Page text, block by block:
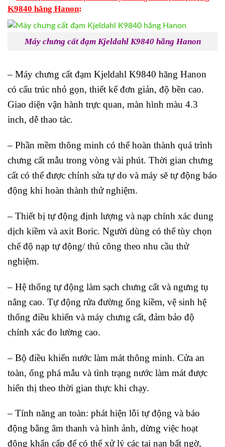
K9840 hãng Hanon:
Máy chưng cất đạm Kjeldahl K9840 hãng Hanon
– Máy chưng cất đạm Kjeldahl K9840 hãng Hanon
có cấu trúc nhỏ gọn, thiết kế đơn giản, độ bền cao.
Giao diện vận hành trực quan, màn hình màu 4.3
inch, dễ thao tác.
– Phần mềm thông minh có thể hoàn thành quá trình
chưng cất mẫu trong vòng vài phút. Thời gian chưng
cất có thể được chỉnh sửa tự do và máy sẽ tự động báo
động khi hoàn thành thử nghiệm.
– Thiết bị tự động định lượng và nạp chính xác dung
dịch kiềm và axit Boric. Người dùng có thể tùy chọn
chế độ nạp tự động/ thủ công theo nhu cầu thử
nghiệm.
– Hệ thống tự động làm sạch chưng cất và ngưng tụ
nâng cao. Tự động rửa đường ống kiềm, vệ sinh hệ
thống điều khiển và máy chưng cất, đảm bảo độ
chính xác đo lường cao.
– Bộ điều khiển nước làm mát thông minh. Cửa an
toàn, ống phá mẫu và tình trạng nước làm mát được
hiển thị theo thời gian thực khi chạy.
– Tính năng an toàn: phát hiện lỗi tự động và báo
động bằng âm thanh và hình ảnh, dừng việc hoạt
động khẩn cấp để có thể xử lý các tai nạn bất ngờ,